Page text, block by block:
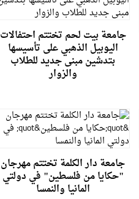
جامعة بيت لحم تختتم احتفالات
اليوبيل الذهبي على تأسيسها
بتدشين مبنى جديد للطلاب
والزوار
جامعة دار الكلمة تختتم مهرجان
"حكايا من فلسطين" في دولتي
المانيا والنمسا